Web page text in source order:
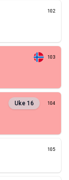
102
103
Uke 16 104
105